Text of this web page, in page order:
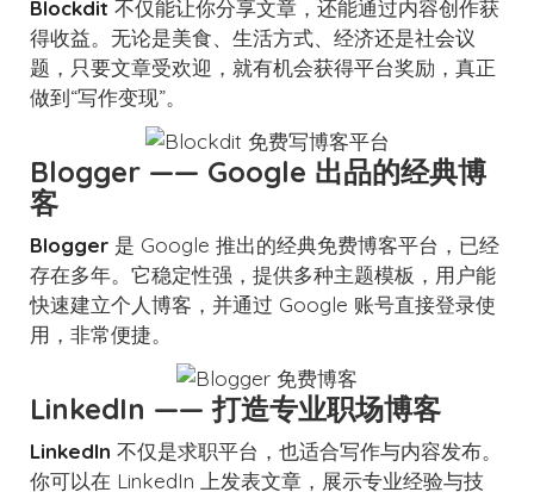
Blockdit 不仅能让你分享文章，还能通过内容创作获
得收益。无论是美食、生活方式、经济还是社会议
题，只要文章受欢迎，就有机会获得平台奖励，真正
做到“写作变现”。
Blogger —— Google 出品的经典博
客
Blogger 是 Google 推出的经典免费博客平台，已经
存在多年。它稳定性强，提供多种主题模板，用户能
快速建立个人博客，并通过 Google 账号直接登录使
用，非常便捷。
LinkedIn —— 打造专业职场博客
LinkedIn 不仅是求职平台，也适合写作与内容发布。
你可以在 LinkedIn 上发表文章，展示专业经验与技